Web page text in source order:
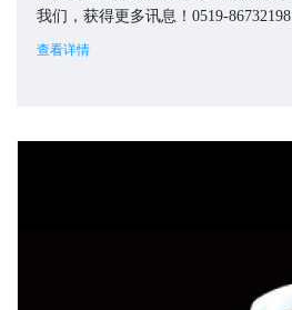
我们，获得更多讯息！0519-86732198
查看详情